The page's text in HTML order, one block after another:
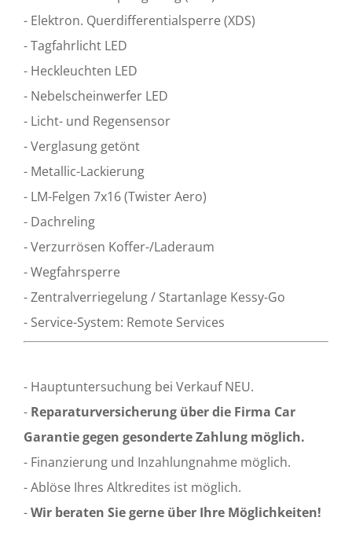
- Elektron. Querdifferentialsperre (XDS)
- Tagfahrlicht LED
- Heckleuchten LED
- Nebelscheinwerfer LED
- Licht- und Regensensor
- Verglasung getönt
- Metallic-Lackierung
- LM-Felgen 7x16 (Twister Aero)
- Dachreling
- Verzurrösen Koffer-/Laderaum
- Wegfahrsperre
- Zentralverriegelung / Startanlage Kessy-Go
- Service-System: Remote Services
- Hauptuntersuchung bei Verkauf NEU.
- Reparaturversicherung über die Firma Car
Garantiegegen gesonderte Zahlung möglich.
- Finanzierung und Inzahlungnahme möglich.
- Ablöse Ihres Altkredites ist möglich.
-Wir beraten Sie gerne über Ihre Möglichkeiten!